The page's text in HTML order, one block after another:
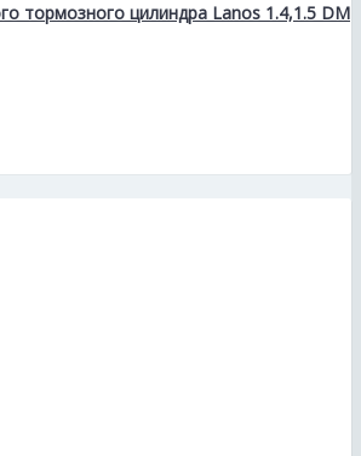
тормозного цилиндра Lanos 1.4,1.5 DM